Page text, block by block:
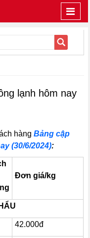
lạnh hôm nay
hàng Bảng cập
(30/6/2024):
Đơn giá/kg
42.000đ